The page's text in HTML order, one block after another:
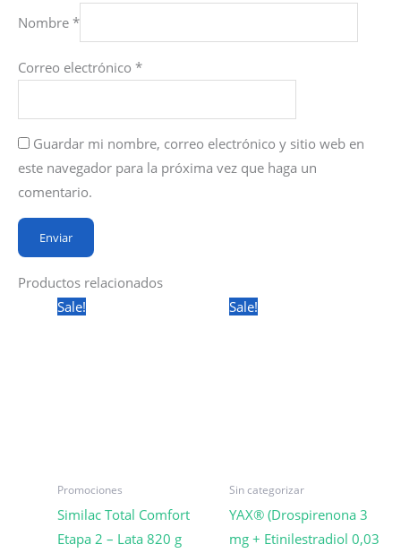
Nombre *
Correo electrónico *
Guardar mi nombre, correo electrónico y sitio web en
este navegador para la próxima vez que haga un
comentario.
Productos relacionados
Sale!
Promociones
Similac Total Comfort
Etapa 2 – Lata 820 g
Sale!
Sin categorizar
YAX® (Drospirenona 3
mg + Etinilestradiol 0,03